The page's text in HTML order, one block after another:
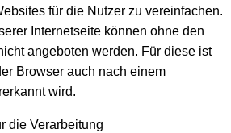
für die Nutzer zu vereinfachen.
Internetseite können ohne den
angeboten werden. Für diese ist
Browser auch nach einem
wird.
die Verarbeitung